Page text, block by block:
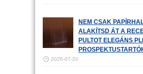
NEM CSAK
ALAKÍTSD ÁT A
PULTOT ELEGÁNS
2026-07-20